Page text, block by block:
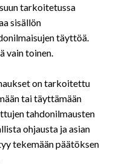
tarkoitetussa
sisällön
täyttöä.
vain toinen.
on tarkoitettu
tai täyttämään
tahdonilmausten
ohjausta ja asian
tekemään päätöksen